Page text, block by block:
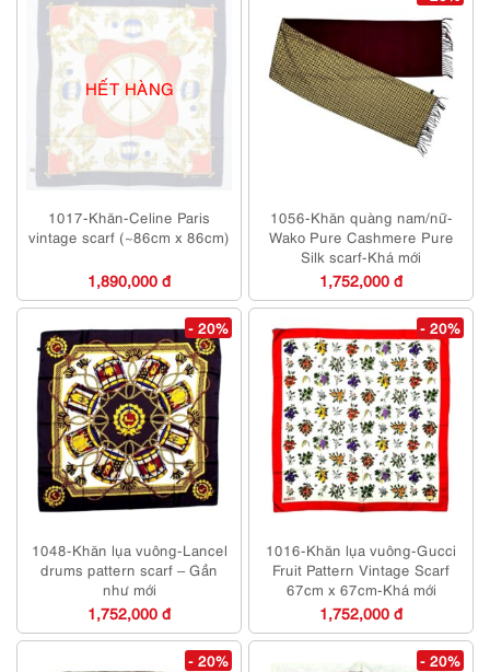
HẾT HÀNG
1017-Khăn-Celine Paris
vintage scarf (~86cm x 86cm)
1,890,000 đ
1056-Khăn quàng nam/nữ-
Wako Pure Cashmere Pure
Silk scarf-Khá mới
1,752,000 đ
- 20%
1048-Khăn lụa vuông-Lancel
drums pattern scarf – Gần
như mới
1,752,000 đ
- 20%
1016-Khăn lụa vuông-Gucci
Fruit Pattern Vintage Scarf
67cm x 67cm-Khá mới
1,752,000 đ
- 20% - 20%